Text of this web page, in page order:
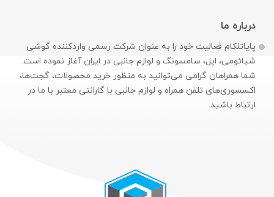
درباره ما
پایاتلکام فعالیت خود را به عنوان شرکت رسمی وارد‌کننده گوشی
شیائومی، اپل، سامسونگ و لوازم جانبی در ایران آغاز نموده است.
شما همراهان گرامی می‌توانید به منظور خرید محصولات، گجت‌ها،
اکسسوری‌های تلفن همراه و لوازم جانبی با گارانتی معتبر با ما در
ارتباط باشید.